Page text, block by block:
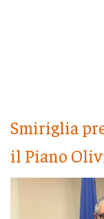
Smiriglia
il Piano